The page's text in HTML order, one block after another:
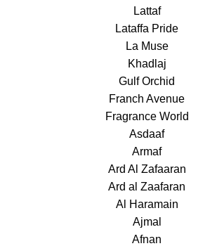
Lattaf
Lataffa Pride
La Muse
Khadlaj
Gulf Orchid
Franch Avenue
Fragrance World
Asdaaf
Armaf
Ard Al Zafaaran
Ard al Zaafaran
Al Haramain
Ajmal
Afnan